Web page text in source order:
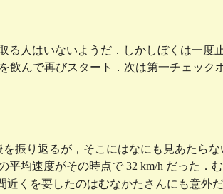
る人はいないようだ．しかしぼくは一
飲んで再びスタート．次は第一チェック
振り返るが，そこにはなにも見あたら
均速度がその時点で 32 km/h だった．
近くを要したのはむなかたさんにも意